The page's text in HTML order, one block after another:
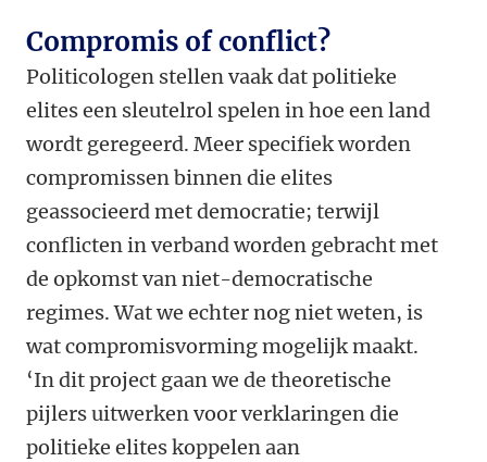
Compromis of conflict?
Politicologen stellen vaak dat politieke
elites een sleutelrol spelen in hoe een land
wordt geregeerd. Meer specifiek worden
compromissen binnen die elites
geassocieerd met democratie; terwijl
conflicten in verband worden gebracht met
de opkomst van niet-democratische
regimes. Wat we echter nog niet weten, is
wat compromisvorming mogelijk maakt.
‘In dit project gaan we de theoretische
pijlers uitwerken voor verklaringen die
politieke elites koppelen aan